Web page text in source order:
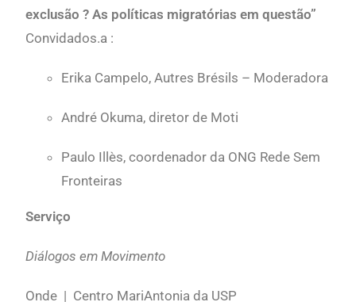
exclusão ? As políticas migratórias em questão”
Convidados.a :
Erika Campelo, Autres Brésils – Moderadora
André Okuma, diretor de Moti
Paulo Illès, coordenador da ONG Rede Sem
Fronteiras
Serviço
Diálogos em Movimento
Onde | Centro MariAntonia da USP